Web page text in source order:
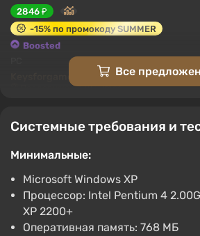
2846 ₽
-15% по промокоду SUMMER
Boosted
Keysforgamers 4.3855 отзывов
Поддержка на VGTimes
S.T.A.L.K.E.R.: Call of Pripyat
EN/DE/FR/IT/RU Global (Global)
204 ₽
Gamivo 1.418 отзывов
S.T.A.L.K.E.R.: Call of Pripyat
EN/DE/FR/IT/RU/ES EU (EU) [Steam]
Все
Системные требования и
Минимальные:
Microsoft Windows XP
Процессор: Intel Pentium 4
XP 2200+
Оперативная память: 768 МБ